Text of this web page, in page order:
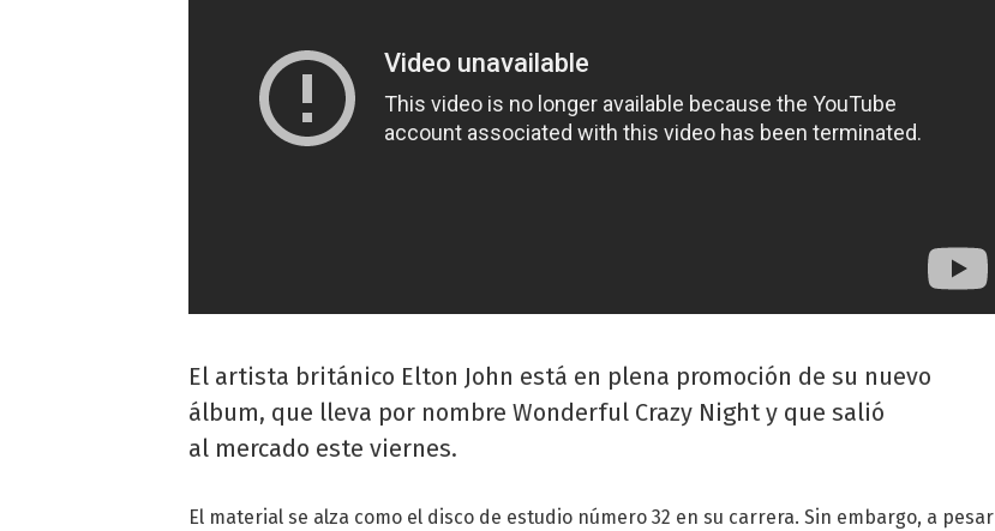
El artista británico Elton John está en plena promoción de su nuevo
álbum, que lleva por nombre Wonderful Crazy Night y que salió
al mercado este viernes.
El material se alza como el disco de estudio número 32 en su carrera. Sin embargo, a pesar